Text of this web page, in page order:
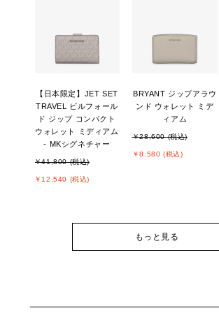
【日本限定】JET SET
TRAVEL ビルフォール
ド ジップ コンパクト
ウォレット ミディアム
- MKシグネチャー
￥41,800 (税込)
￥12,540 (税込)
BRYANT ジップアラウ
ンド ウォレット ミデ
ィアム
￥28,600 (税込)
￥8,580 (税込)
もっと見る